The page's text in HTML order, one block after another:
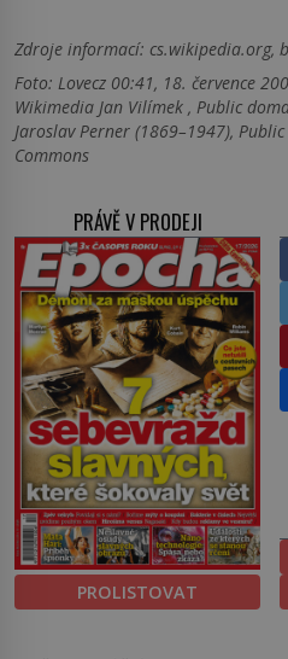
Zdroje informací: cs.wikipedia.org,
Foto: Lovecz 00:41, 18. července
Wikimedia Jan Vilímek , Public
Jaroslav Perner (1869–1947),
Commons
PRÁVĚ V PRODEJI
PROLISTOVAT